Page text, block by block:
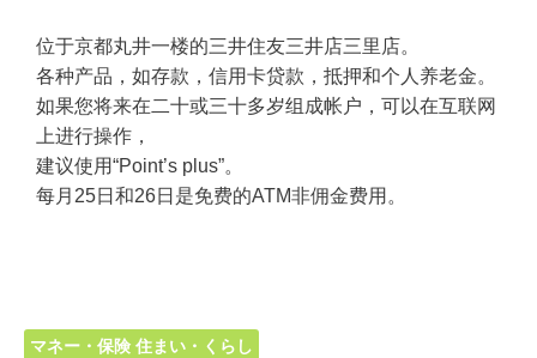
位于京都丸井一楼的三井住友三井店三里店。
各种产品，如存款，信用卡贷款，抵押和个人养老金。
如果您将来在二十或三十多岁组成帐户，可以在互联网
上进行操作，
建议使用“Point’s plus”。
每月25日和26日是免费的ATM非佣金费用。
マネー・保険 住まい・くらし